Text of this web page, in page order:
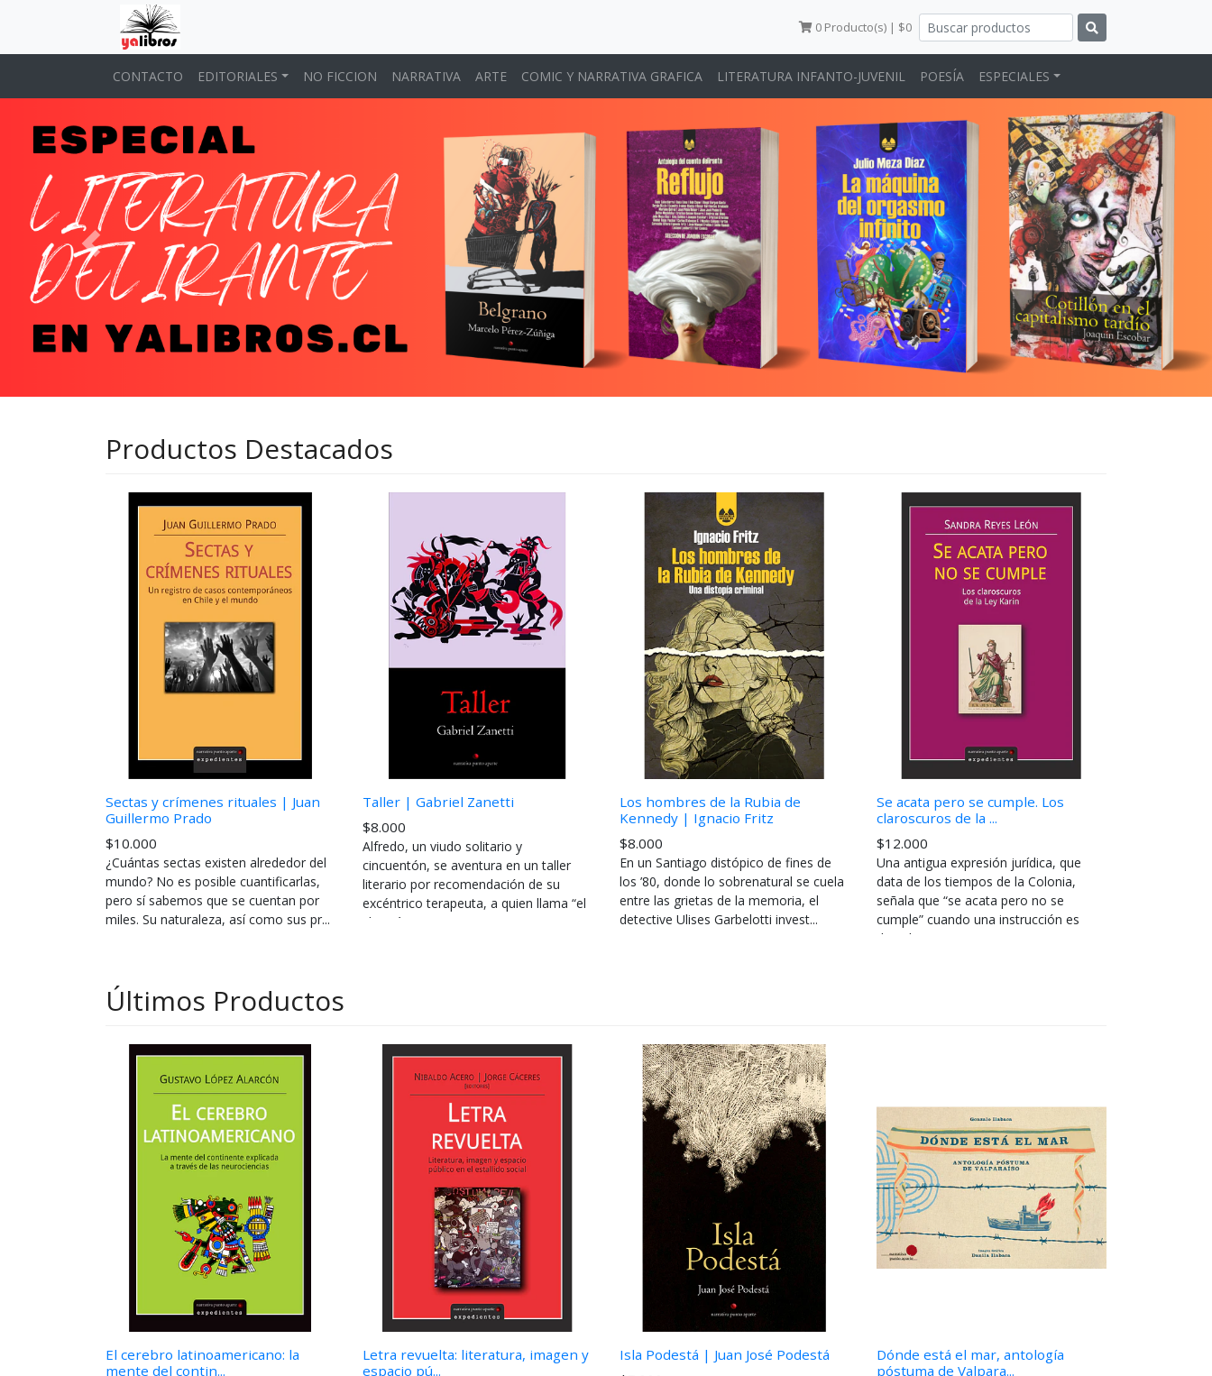
0 Producto(s) | $0
CONTACTO EDITORIALES NO FICCION NARRATIVA ARTE COMIC Y NARRATIVA GRAFICA LITERATURA INFANTO-JUVENIL POESÍA ESPECIALES
Previous Next
Productos Destacados
Sectas y crímenes rituales | Juan
Guillermo Prado
$10.000
¿Cuántas sectas existen alrededor del
mundo? No es posible cuantificarlas,
pero sí sabemos que se cuentan por
miles. Su naturaleza, así como sus pr...
Taller | Gabriel Zanetti
$8.000
Alfredo, un viudo solitario y
cincuentón, se aventura en un taller
literario por recomendación de su
excéntrico terapeuta, a quien llama “el
chamán...
Los hombres de la Rubia de
Kennedy | Ignacio Fritz
$8.000
En un Santiago distópico de fines de
los ’80, donde lo sobrenatural se cuela
entre las grietas de la memoria, el
detective Ulises Garbelotti invest...
Se acata pero se cumple. Los
claroscuros de la ...
$12.000
Una antigua expresión jurídica, que
data de los tiempos de la Colonia,
señala que “se acata pero no se
cumple” cuando una instrucción es
dictada pe...
Últimos Productos
El cerebro latinoamericano: la
mente del contin...
Letra revuelta: literatura, imagen y
espacio pú...
Isla Podestá | Juan José Podestá
Dónde está el mar, antología
póstuma de Valpara...